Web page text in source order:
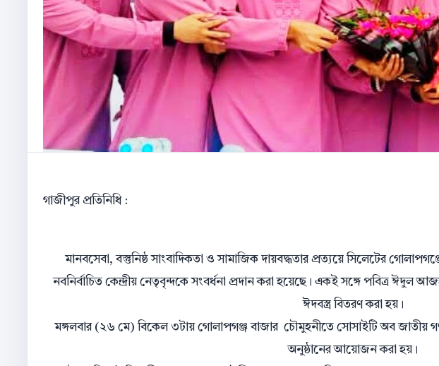
গাজীপুর প্রতিনিধি :
মানবসেবা, বস্তুনিষ্ঠ সাংবাদিকতা ও সামাজিক দায়বদ্ধতার প্রত্যয়ে সিলেটের
নবনির্বাচিত কেন্দ্রীয় নেতৃবৃন্দকে সংবর্ধনা প্রদান করা হয়েছে। একই সঙ্গে পবিত্র ঈদুল
ঈদবস্ত্র বিতরণ করা হয়।
মঙ্গলবার (২৬ মে) বিকেল ৩টায় গোলাপগঞ্জ বাজার চৌমুহনীতে সোসাইটি অব জাতীয়
অনুষ্ঠানের আয়োজন করা হয়।